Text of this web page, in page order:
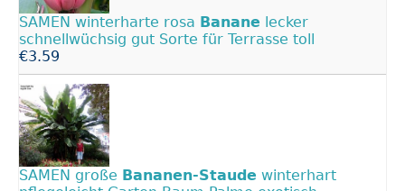
SAMEN winterharte rosa Banane lecker
schnellwüchsig gut Sorte für Terrasse toll
€3.59
SAMEN große Bananen-Staude winterhart